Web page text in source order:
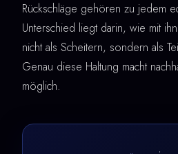
Rückschläge gehören zu jedem
Unterschied liegt darin, wie mit
nicht als Scheitern, sondern als
Genau diese Haltung macht
möglich.